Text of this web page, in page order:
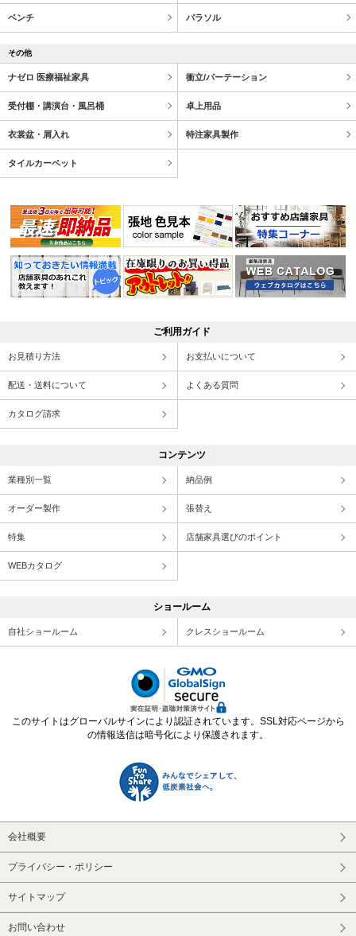
ベンチ パラソル
その他
ナゼロ 医療福祉家具 衝立/パーテーション
受付棚・講演台・風呂桶 卓上用品
衣裳盆・屑入れ 特注家具製作
タイルカーペット
ご利用ガイド
お見積り方法 お支払いについて
配送・送料について よくある質問
カタログ請求
コンテンツ
業種別一覧 納品例
オーダー製作 張替え
特集 店舗家具選びのポイント
WEBカタログ
ショールーム
自社ショールーム クレスショールーム
このサイトはグローバルサインにより認証されています。SSL対応ページから
の情報送信は暗号化により保護されます。
会社概要
プライバシー・ポリシー
サイトマップ
お問い合わせ